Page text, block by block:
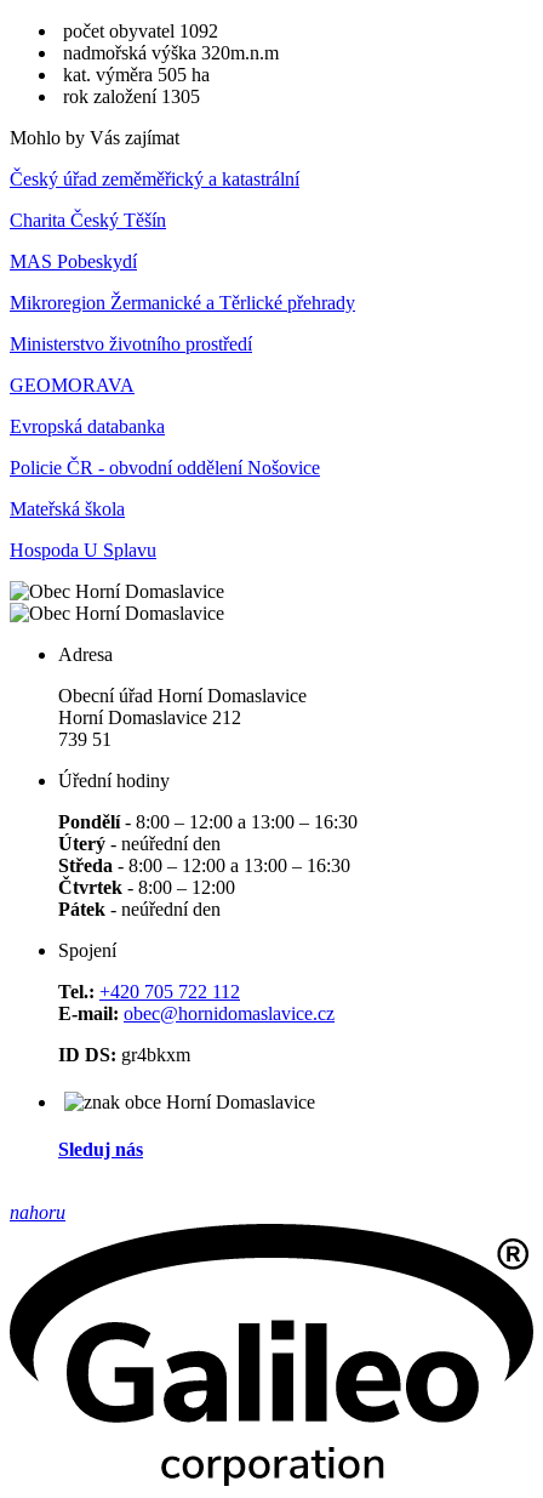
počet obyvatel 1092
nadmořská výška 320m.n.m
kat. výměra 505 ha
rok založení 1305
Mohlo by Vás zajímat
Český úřad zeměměřický a katastrální
Charita Český Těšín
MAS Pobeskydí
Mikroregion Žermanické a Těrlické přehrady
Ministerstvo životního prostředí
GEOMORAVA
Evropská databanka
Policie ČR - obvodní oddělení Nošovice
Mateřská škola
Hospoda U Splavu
Adresa
Obecní úřad Horní Domaslavice
Horní Domaslavice 212
739 51
Úřední hodiny
Pondělí- 8:00 – 12:00 a 13:00 – 16:30
Úterý - neúřední den
Středa - 8:00 – 12:00 a 13:00 – 16:30
Čtvrtek - 8:00 – 12:00
Pátek - neúřední den
Spojení
Tel.: +420 705 722 112
E-mail: obec@hornidomaslavice.cz
ID DS: gr4bkxm
Sleduj nás
nahoru